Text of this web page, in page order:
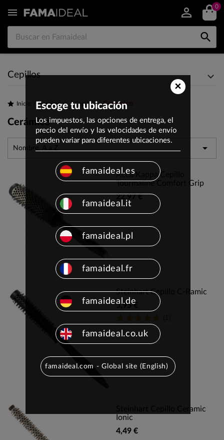
 0

Cepillos
Inicio Accesorios Cepillos Cerámico
Cerámico
Nombre, A a Z 
Acca Kappa Cepillo
Tourmaline Comfort Grip
22,97 €
Steinhart Cepillo C-Ramic
5,95 €
Steinhart Cepillo Ceramic
Ionic
4,49 €
×
Escoge tu ubicación
Los impuestos, las opciones de entrega, el
precio del envío y las velocidades de envío
pueden variar para diferentes ubicaciones.
famaideal.es
famaideal.it
famaideal.pl
famaideal.fr
famaideal.de
famaideal.co.uk
famaideal.com - Global site (English)